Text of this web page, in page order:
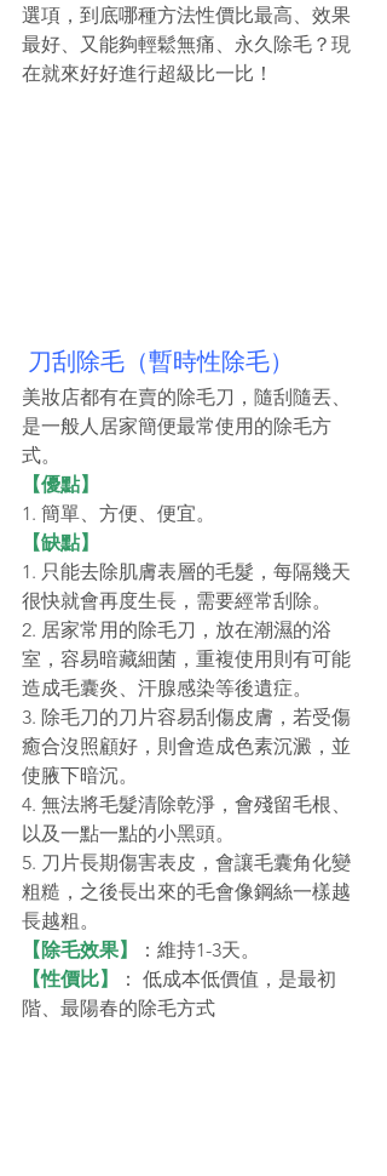
選項，到底哪種方法性價比最高、效果
最好、又能夠輕鬆無痛、永久除毛？現
在就來好好進行超級比一比！
刀刮除毛（暫時性除毛）
美妝店都有在賣的除毛刀，隨刮隨丟、
是一般人居家簡便最常使用的除毛方
式。
【優點】
1. 簡單、方便、便宜。
【缺點】
1. 只能去除肌膚表層的毛髮，每隔幾天
很快就會再度生長，需要經常刮除。
2. 居家常用的除毛刀，放在潮濕的浴
室，容易暗藏細菌，重複使用則有可能
造成毛囊炎、汗腺感染等後遺症。
3. 除毛刀的刀片容易刮傷皮膚，若受傷
癒合沒照顧好，則會造成色素沉澱，並
使腋下暗沉。
4. 無法將毛髮清除乾淨，會殘留毛根、
以及一點一點的小黑頭。
5. 刀片長期傷害表皮，會讓毛囊角化變
粗糙，之後長出來的毛會像鋼絲一樣越
長越粗。
【除毛效果】
：維持1-3天。
【性價比】
： 低成本低價值，是最初
階、最陽春的除毛方式